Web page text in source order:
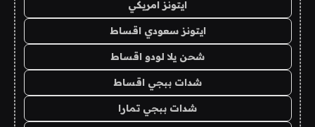
ايتونز امريكي
ايتونز سعودي اقساط
شحن يلا لودو اقساط
شدات ببجي اقساط
شدات ببجي تمارا